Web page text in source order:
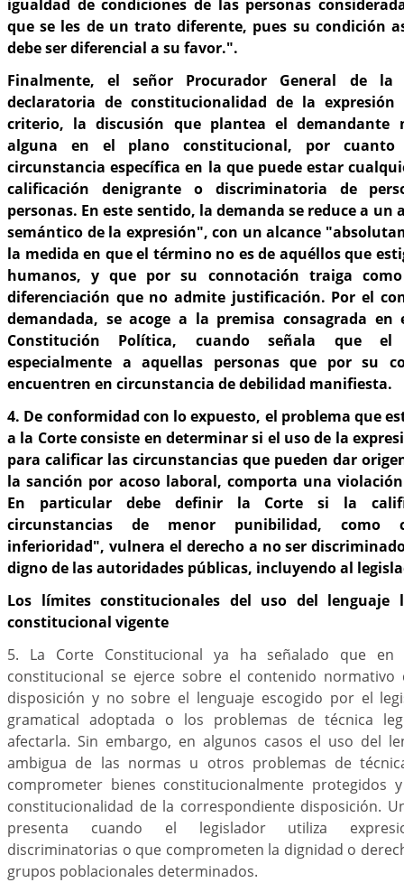
que se les de un trato diferente, pues su condición
debe ser diferencial a su favor.".
Finalmente, el señor Procurador General de
declaratoria de constitucionalidad de la expresión
criterio, la discusión que plantea el demandante
alguna en el plano constitucional, por
circunstancia específica en la que puede estar
calificación denigrante o discriminatoria de
personas. En este sentido, la demanda se reduce a un
semántico de la expresión", con un alcance
la medida en que el término no es de aquéllos que
humanos, y que por su connotación traiga como
diferenciación que no admite justificación. Por el
demandada, se acoge a la premisa consagrada
Constitución Política, cuando señala que el
especialmente a aquellas personas que por su
encuentren en circunstancia de debilidad manifiesta.
4. De conformidad con lo expuesto, el problema que
a la Corte consiste en determinar si el uso de la
para calificar las circunstancias que pueden dar
la sanción por acoso laboral, comporta una
En particular debe definir la Corte si la
circunstancias de menor punibilidad, como
inferioridad", vulnera el derecho a no ser
digno de las autoridades públicas, incluyendo al
Los límites constitucionales del uso del lenguaje
constitucional vigente
5. La Corte Constitucional ya ha señalado que
constitucional se ejerce sobre el contenido normativo
disposición y no sobre el lenguaje escogido por el
gramatical adoptada o los problemas de técnica
afectarla. Sin embargo, en algunos casos el uso del
ambigua de las normas u otros problemas de
comprometer bienes constitucionalmente protegidos
constitucionalidad de la correspondiente disposición.
presenta cuando el legislador utiliza
discriminatorias o que comprometen la dignidad o
grupos poblacionales determinados.